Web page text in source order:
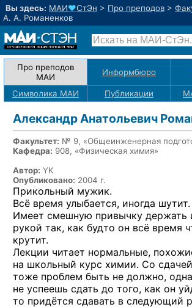
Вы здесь: МАИ♥СтЭн > Про преподов >
А. А. Романенков
Про преподов
МАИ
Информбюро
Символика МАИ Публикации
Александр Анатольевич
Факультет: № 9, «Общеинженерная
Кафедра: 908, «Физическая химия»
Автор: YK
Опубликовано: 2004 г.
Прикольный мужик.
Всё время улыбается, иногда шутит.
Имеет смешную привычку держать
рукой так, как будто он всё время
крутит.
Лекции читает нормальные,
на школьный курс химии. Со сдачей
тоже проблем быть не должно,
не успеешь сдать до того, как он
то придётся сдавать в следующий